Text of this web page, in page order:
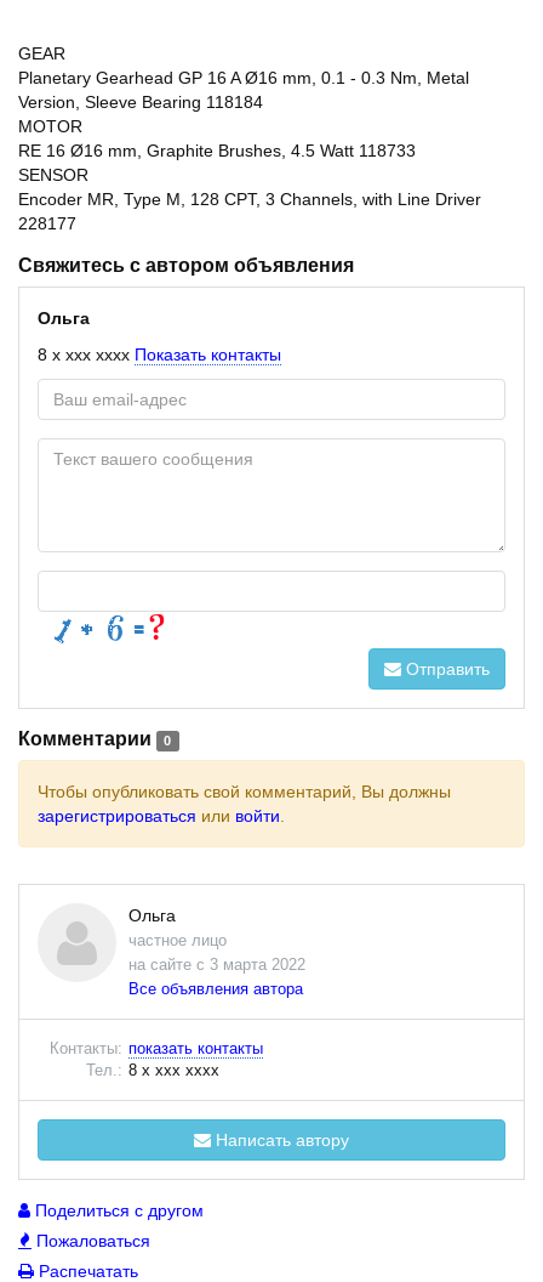
GEAR
Planetary Gearhead GP 16 A Ø16 mm, 0.1 - 0.3 Nm, Metal
Version, Sleeve Bearing 118184
MOTOR
RE 16 Ø16 mm, Graphite Brushes, 4.5 Watt 118733
SENSOR
Encoder MR, Type M, 128 CPT, 3 Channels, with Line Driver
228177
Свяжитесь с автором объявления
Ольга
8 x xxx xxxx Показать контакты
Отправить
Комментарии 0
Чтобы опубликовать свой комментарий, Вы должны
зарегистрироваться или войти
Ольга
частное лицо
на сайте с 3 марта 2022
Все объявления автора
Контакты: показать контакты
Тел.: 8 x xxx xxxx
Написать автору
Поделиться с другом
Пожаловаться
Распечатать